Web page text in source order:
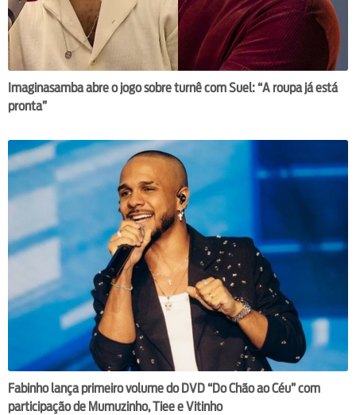
Imaginasamba abre o jogo sobre turnê com Suel: “A roupa já está
pronta”
Fabinho lança primeiro volume do DVD “Do Chão ao Céu” com
participação de Mumuzinho, Tiee e Vitinho